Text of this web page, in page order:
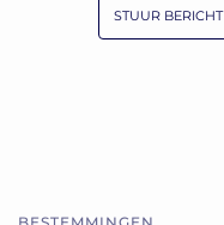
STUUR BERICHT